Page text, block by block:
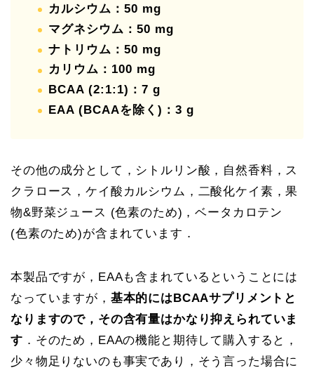
カルシウム：50 mg
マグネシウム：50 mg
ナトリウム：50 mg
カリウム：100 mg
BCAA (2:1:1)：7 g
EAA (BCAAを除く)：3 g
その他の成分として，シトルリン酸，自然香料，ス
クラロース，ケイ酸カルシウム，二酸化ケイ素，果
物&野菜ジュース (色素のため)，ベータカロテン
(色素のため)が含まれています．
本製品ですが，EAAも含まれているということには
なっていますが， 基本的にはBCAAサプリメントと
なりますので，その含有量はかなり抑えられていま
す ．そのため，EAAの機能と期待して購入すると，
少々物足りないのも事実であり，そう言った場合に